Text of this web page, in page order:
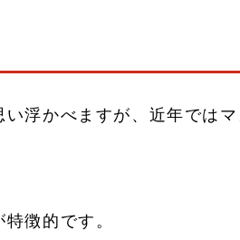
浮かべますが、近年では
特徴的です。